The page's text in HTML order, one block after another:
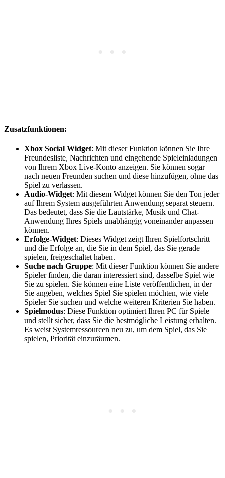
Zusatzfunktionen:
Xbox Social Widget: Mit dieser Funktion können Sie Ihre
Freundesliste, Nachrichten und eingehende Spieleinladungen
von Ihrem Xbox Live-Konto anzeigen. Sie können sogar
nach neuen Freunden suchen und diese hinzufügen, ohne das
Spiel zu verlassen.
Audio-Widget: Mit diesem Widget können Sie den Ton jeder
auf Ihrem System ausgeführten Anwendung separat steuern.
Das bedeutet, dass Sie die Lautstärke, Musik und Chat-
Anwendung Ihres Spiels unabhängig voneinander anpassen
können.
Erfolge-Widget: Dieses Widget zeigt Ihren Spielfortschritt
und die Erfolge an, die Sie in dem Spiel, das Sie gerade
spielen, freigeschaltet haben.
Suche nach Gruppe: Mit dieser Funktion können Sie andere
Spieler finden, die daran interessiert sind, dasselbe Spiel wie
Sie zu spielen. Sie können eine Liste veröffentlichen, in der
Sie angeben, welches Spiel Sie spielen möchten, wie viele
Spieler Sie suchen und welche weiteren Kriterien Sie haben.
Spielmodus: Diese Funktion optimiert Ihren PC für Spiele
und stellt sicher, dass Sie die bestmögliche Leistung erhalten.
Es weist Systemressourcen neu zu, um dem Spiel, das Sie
spielen, Priorität einzuräumen.